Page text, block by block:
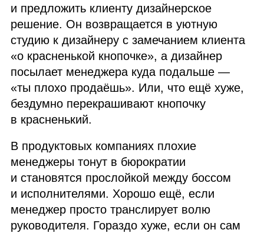
и предложить клиенту дизайнерское
решение. Он возвращается в уютную
студию к дизайнеру с замечанием клиента
«о красненькой кнопочке», а дизайнер
посылает менеджера куда подальше —
«ты плохо продаёшь». Или, что ещё хуже,
бездумно перекрашивают кнопочку
в красненький.
В продуктовых компаниях плохие
менеджеры тонут в бюрократии
и становятся прослойкой между боссом
и исполнителями. Хорошо ещё, если
менеджер просто транслирует волю
руководителя. Гораздо хуже, если он сам